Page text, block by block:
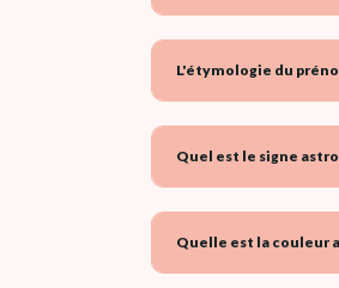
L'étymologie du
Quel est le signe
Quelle est la couleur